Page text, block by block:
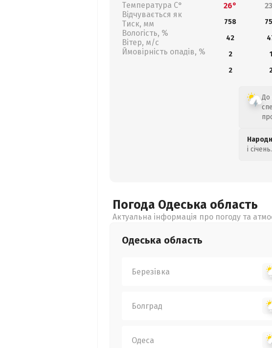
Температура С°
Відчувається як
Тиск, мм
Вологість, %
Вітер, м/с
Ймовірність опадів, %
26°
758
42
2
1
2
До
і
Погода Одеська область
Актуальна інформація про погоду та
Одеська область
Березівка
Болград
Одеса